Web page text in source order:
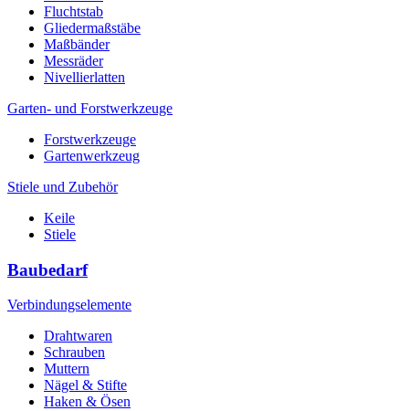
Fluchtstab
Gliedermaßstäbe
Maßbänder
Messräder
Nivellierlatten
Garten- und Forstwerkzeuge
Forstwerkzeuge
Gartenwerkzeug
Stiele und Zubehör
Keile
Stiele
Baubedarf
Verbindungselemente
Drahtwaren
Schrauben
Muttern
Nägel & Stifte
Haken & Ösen